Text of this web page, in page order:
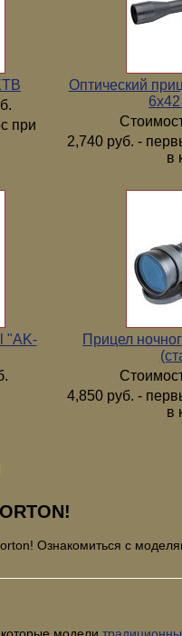
при
Оптический
2,740 руб. -
в
"AK-
Прицел
4,850 руб. -
в
Ознакомиться с
модели